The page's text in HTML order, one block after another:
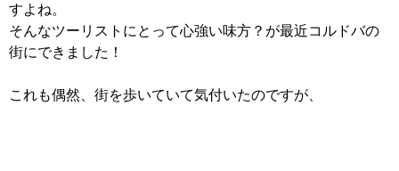
すよね。
そんなツーリストにとって心強い味方？が最近コルドバの
街にできました！
これも偶然、街を歩いていて気付いたのですが、